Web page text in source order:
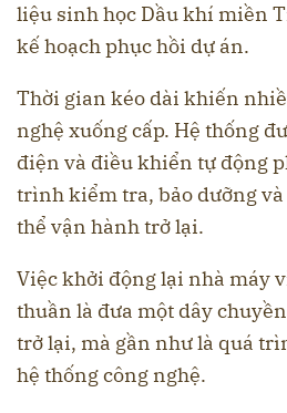
liệu sinh học Dầu khí miền
kế hoạch phục hồi dự án.
Thời gian kéo dài khiến
nghệ xuống cấp. Hệ thống
điện và điều khiển tự động
trình kiểm tra, bảo dưỡng
thể vận hành trở lại.
Việc khởi động lại nhà máy
thuần là đưa một dây
trở lại, mà gần như là quá
hệ thống công nghệ.